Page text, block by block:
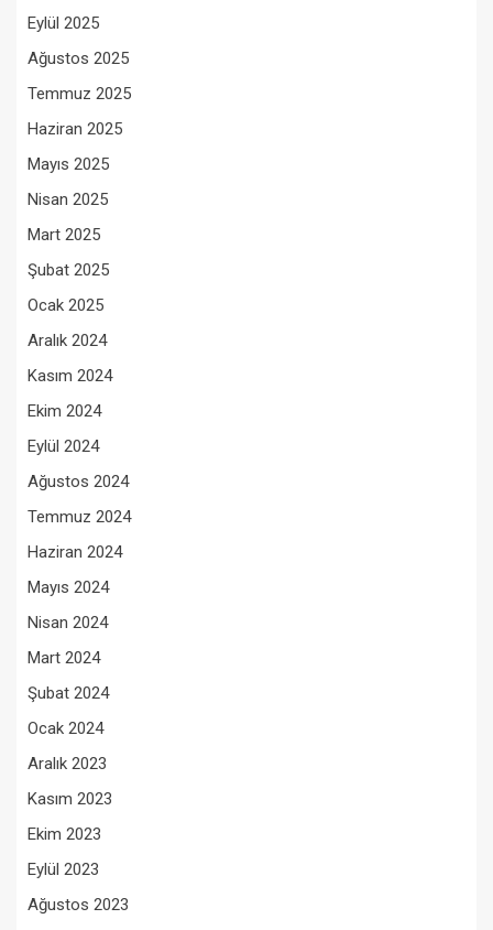
Eylül 2025
Ağustos 2025
Temmuz 2025
Haziran 2025
Mayıs 2025
Nisan 2025
Mart 2025
Şubat 2025
Ocak 2025
Aralık 2024
Kasım 2024
Ekim 2024
Eylül 2024
Ağustos 2024
Temmuz 2024
Haziran 2024
Mayıs 2024
Nisan 2024
Mart 2024
Şubat 2024
Ocak 2024
Aralık 2023
Kasım 2023
Ekim 2023
Eylül 2023
Ağustos 2023